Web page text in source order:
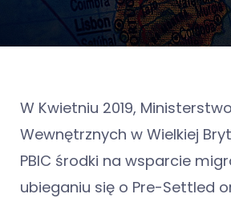
W Kwietniu 2019,
Wewnętrznych w Wielkiej
PBIC środki na wsparcie
ubieganiu się o Pre-Settled